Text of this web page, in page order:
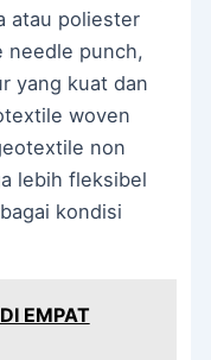
atau poliester
needle punch,
yang kuat dan
woven
non
lebih fleksibel
kondisi
EMPAT